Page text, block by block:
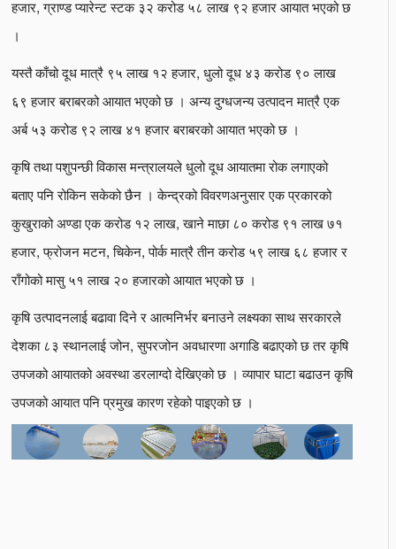
हजार, ग्राण्ड प्यारेन्ट स्टक ३२ करोड ५८ लाख ९२ हजार आयात भएको छ
।
यस्तै काँचो दूध मात्रै ९५ लाख १२ हजार, धुलो दूध ४३ करोड ९० लाख
६९ हजार बराबरको आयात भएको छ । अन्य दुग्धजन्य उत्पादन मात्रै एक
अर्ब ५३ करोड ९२ लाख ४१ हजार बराबरको आयात भएको छ ।
कृषि तथा पशुपन्छी विकास मन्त्रालयले धुलो दूध आयातमा रोक लगाएको
बताए पनि रोकिन सकेको छैन । केन्द्रको विवरणअनुसार एक प्रकारको
कुखुराको अण्डा एक करोड १२ लाख, खाने माछा ८० करोड ९१ लाख ७१
हजार, फ्रोजन मटन, चिकेन, पोर्क मात्रै तीन करोड ५९ लाख ६८ हजार र
राँगोको मासु ५१ लाख २० हजारको आयात भएको छ ।
कृषि उत्पादनलाई बढावा दिने र आत्मनिर्भर बनाउने लक्ष्यका साथ सरकारले
देशका ८३ स्थानलाई जोन, सुपरजोन अवधारणा अगाडि बढाएको छ तर कृषि
उपजको आयातको अवस्था डरलाग्दो देखिएको छ । व्यापार घाटा बढाउन कृषि
उपजको आयात पनि प्रमुख कारण रहेको पाइएको छ ।